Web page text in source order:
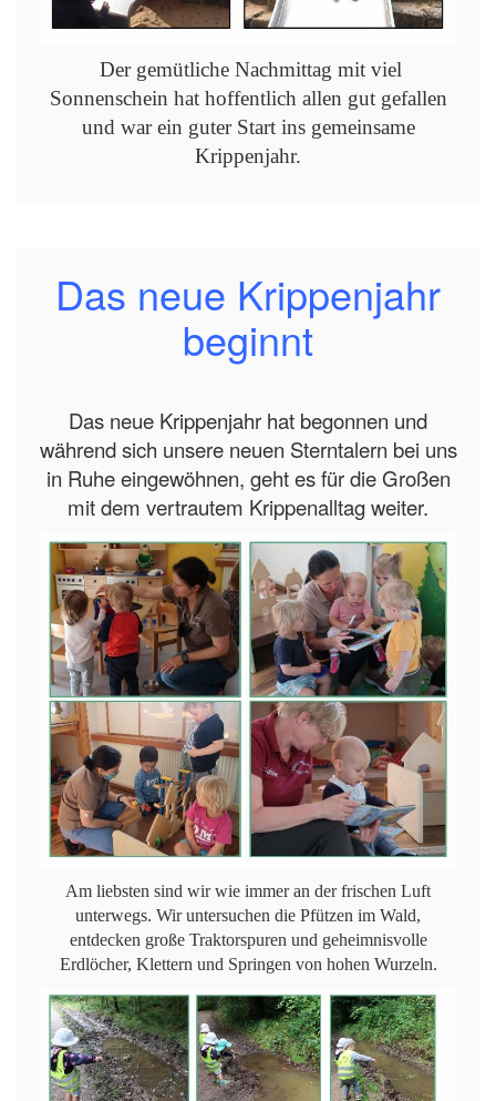
Der gemütliche Nachmittag mit viel
Sonnenschein hat hoffentlich allen gut gefallen
und war ein guter Start ins gemeinsame
Krippenjahr.
Das neue Krippenjahr
beginnt
Das neue Krippenjahr hat begonnen und
während sich unsere neuen Sterntalern bei uns
in Ruhe eingewöhnen, geht es für die Großen
mit dem vertrautem Krippenalltag weiter.
Am liebsten sind wir wie immer an der frischen Luft
unterwegs. Wir untersuchen die Pfützen im Wald,
entdecken große Traktorspuren und geheimnisvolle
Erdlöcher, Klettern und Springen von hohen Wurzeln.